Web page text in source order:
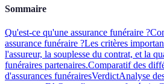
Sommaire
Qu'est-ce qu'une assurance funéraire ?
assurance funéraire ?Les critères
l'assureur, la souplesse du contrat, et la
funéraires partenaires.Comparatif des
d'assurances funérairesVerdictAnalyse